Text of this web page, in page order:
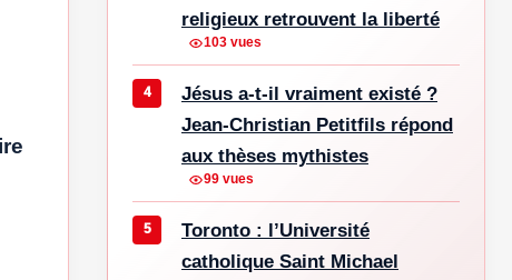
religieux retrouvent la liberté
103 vues
Jésus a-t-il vraiment existé ?
Jean-Christian Petitfils répond
aux thèses mythistes
99 vues
Toronto : l’Université
catholique Saint Michael